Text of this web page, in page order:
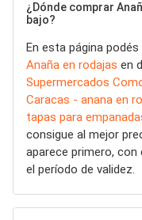
¿Dónde comprar
bajo?
En esta página
Anaña en rodajas en
Supermercados
Caracas - anana en
tapas para
consigue al mejor
aparece primero,
el período de validez.